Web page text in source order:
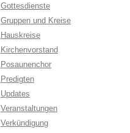
Gottesdienste
Gruppen und Kreise
Hauskreise
Kirchenvorstand
Posaunenchor
Predigten
Updates
Veranstaltungen
Verkündigung